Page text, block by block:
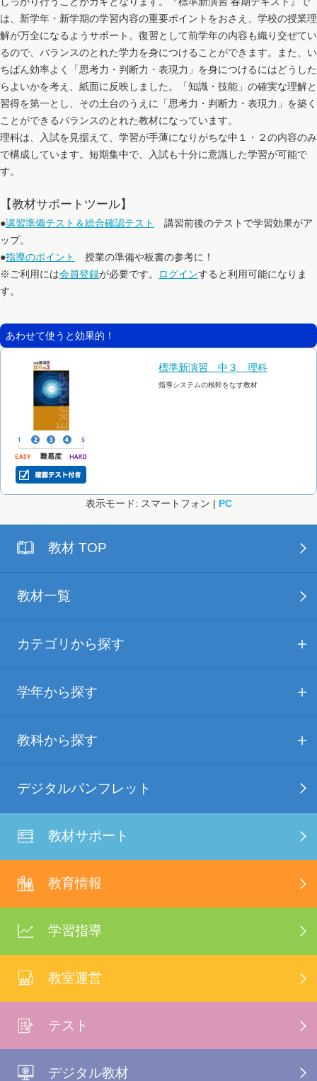
は、新学年・新学期の学習内容の重要ポイントをおさえ、学校の授業理
解が万全になるようサポート。復習として前学年の内容も織り交ぜてい
るので、バランスのとれた学力を身につけることができます。また、い
ちばん効率よく「思考力・判断力・表現力」を身につけるにはどうした
らよいかを考え、紙面に反映しました。「知識・技能」の確実な理解と
習得を第一とし、その土台のうえに「思考力・判断力・表現力」を築く
ことができるバランスのとれた教材になっています。
理科は、入試を見据えて、学習が手薄になりがちな中１・２の内容のみ
で構成しています。短期集中で、入試も十分に意識した学習が可能で
す。
【教材サポートツール】
●講習準備テスト＆総合確認テスト
講習前後のテストで学習効果がア
ップ。
●指導のポイント
授業の準備や板書の参考に！
※ご利用には会員登録が必要です。 ログインすると利用可能になりま
す。
あわせて使うと効果的！
標準新演習 中３ 理科
指導システムの根幹をなす教材
表示モード: スマートフォン | PC
教材 TOP
教材一覧
カテゴリから探す
学年から探す
教科から探す
デジタルパンフレット
教材サポート
教育情報
学習指導
教室運営
テスト
デジタル教材